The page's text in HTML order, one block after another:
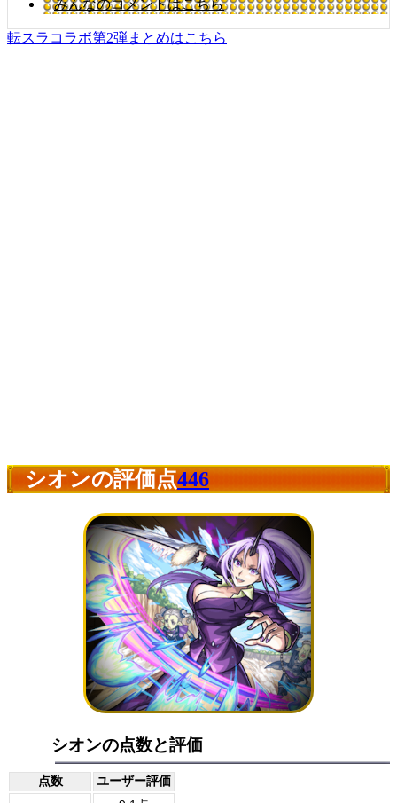
みんなのコメントはこちら
転スラコラボ第2弾まとめはこちら
シオンの評価点446
シオンの点数と評価
点数 ユーザー評価